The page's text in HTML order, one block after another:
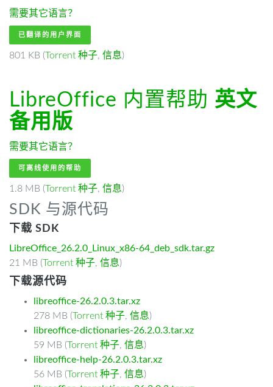
需要其它语言？
已翻译的用户界面
801 KB (Torrent 种子, 信息)
LibreOffice 内置帮助 英文
备用版
需要其它语言？
可离线使用的帮助
1.8 MB (Torrent 种子, 信息)
SDK 与源代码
下载 SDK
LibreOffice_26.2.0_Linux_x86-64_deb_sdk.tar.gz
21 MB (Torrent 种子, 信息)
下载源代码
libreoffice-26.2.0.3.tar.xz
278 MB (Torrent 种子, 信息)
libreoffice-dictionaries-26.2.0.3.tar.xz
59 MB (Torrent 种子, 信息)
libreoffice-help-26.2.0.3.tar.xz
56 MB (Torrent 种子, 信息)